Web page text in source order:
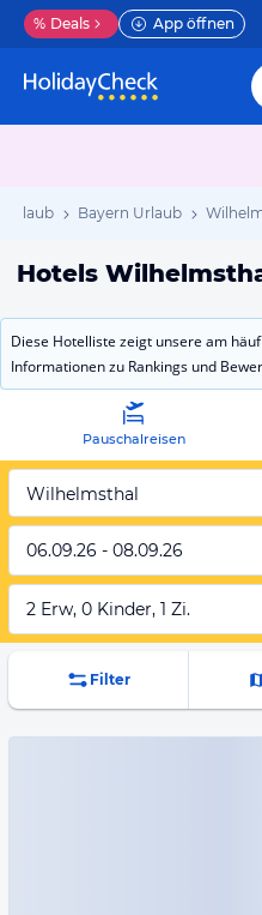
% Deals App öffnen
Urlaub Bayern Urlaub
Hotels
Diese Hotelliste zeigt unsere am
Informationen zu Rankings und
Pauschalreisen
Wilhelmsthal
06.09.26 - 08.09.26
2 Erw, 0 Kinder, 1 Zi.
Filter